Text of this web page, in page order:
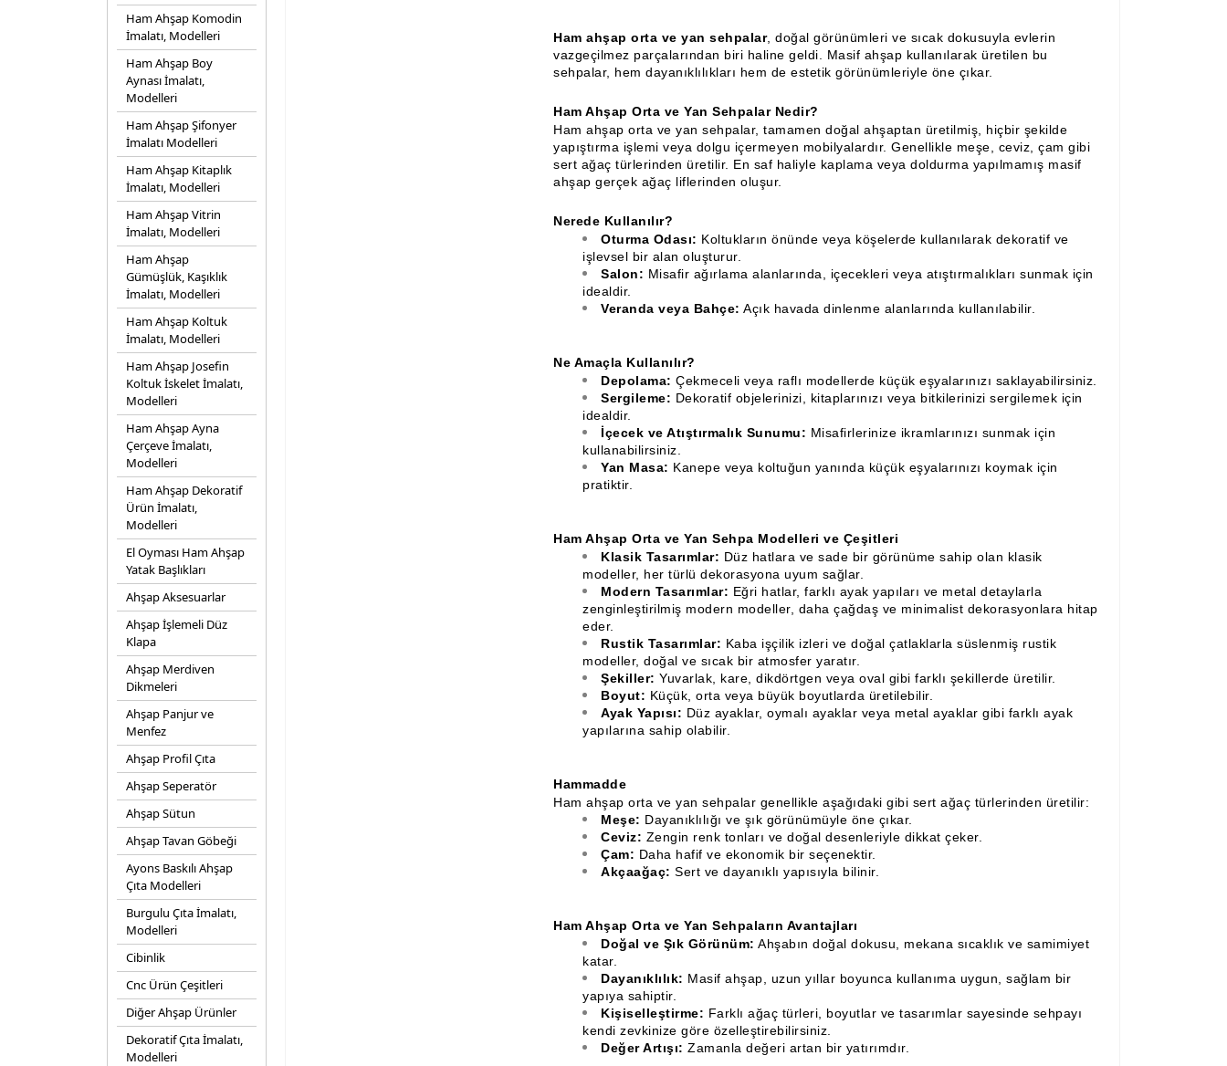
Ham Ahşap Komodin
İmalatı, Modelleri
Ham Ahşap Boy
Aynası İmalatı,
Modelleri
Ham Ahşap Şifonyer
İmalatı Modelleri
Ham Ahşap Kitaplık
İmalatı, Modelleri
Ham Ahşap Vitrin
İmalatı, Modelleri
Ham Ahşap
Gümüşlük, Kaşıklık
İmalatı, Modelleri
Ham Ahşap Koltuk
İmalatı, Modelleri
Ham Ahşap Josefin
Koltuk İskelet İmalatı,
Modelleri
Ham Ahşap Ayna
Çerçeve İmalatı,
Modelleri
Ham Ahşap Dekoratif
Ürün İmalatı,
Modelleri
El Oyması Ham Ahşap
Yatak Başlıkları
Ahşap Aksesuarlar
Ahşap İşlemeli Düz
Klapa
Ahşap Merdiven
Dikmeleri
Ahşap Panjur ve
Menfez
Ahşap Profil Çıta
Ahşap Seperatör
Ahşap Sütun
Ahşap Tavan Göbeği
Ayons Baskılı Ahşap
Çıta Modelleri
Burgulu Çıta İmalatı,
Modelleri
Cibinlik
Cnc Ürün Çeşitleri
Diğer Ahşap Ürünler
Dekoratif Çıta İmalatı,
Modelleri
Ham ahşap orta ve yan sehpalar, doğal görünümleri ve sıcak dokusuyla evlerin
vazgeçilmez parçalarından biri haline geldi. Masif ahşap kullanılarak üretilen bu
sehpalar, hem dayanıklılıkları hem de estetik görünümleriyle öne çıkar.
Ham Ahşap Orta ve Yan Sehpalar Nedir?
Ham ahşap orta ve yan sehpalar, tamamen doğal ahşaptan üretilmiş, hiçbir şekilde
yapıştırma işlemi veya dolgu içermeyen mobilyalardır. Genellikle meşe, ceviz, çam gibi
sert ağaç türlerinden üretilir. En saf haliyle kaplama veya doldurma yapılmamış masif
ahşap gerçek ağaç liflerinden oluşur.
Nerede Kullanılır?
Oturma Odası: Koltukların önünde veya köşelerde kullanılarak dekoratif ve
işlevsel bir alan oluşturur.
Salon: Misafir ağırlama alanlarında, içecekleri veya atıştırmalıkları sunmak için
idealdir.
Veranda veya Bahçe: Açık havada dinlenme alanlarında kullanılabilir.
Ne Amaçla Kullanılır?
Depolama: Çekmeceli veya raflı modellerde küçük eşyalarınızı saklayabilirsiniz.
Sergileme: Dekoratif objelerinizi, kitaplarınızı veya bitkilerinizi sergilemek için
idealdir.
İçecek ve Atıştırmalık Sunumu: Misafirlerinize ikramlarınızı sunmak için
kullanabilirsiniz.
Yan Masa: Kanepe veya koltuğun yanında küçük eşyalarınızı koymak için
pratiktir.
Ham Ahşap Orta ve Yan Sehpa Modelleri ve Çeşitleri
Klasik Tasarımlar: Düz hatlara ve sade bir görünüme sahip olan klasik
modeller, her türlü dekorasyona uyum sağlar.
Modern Tasarımlar: Eğri hatlar, farklı ayak yapıları ve metal detaylarla
zenginleştirilmiş modern modeller, daha çağdaş ve minimalist dekorasyonlara hitap
eder.
Rustik Tasarımlar: Kaba işçilik izleri ve doğal çatlaklarla süslenmiş rustik
modeller, doğal ve sıcak bir atmosfer yaratır.
Şekiller: Yuvarlak, kare, dikdörtgen veya oval gibi farklı şekillerde üretilir.
Boyut: Küçük, orta veya büyük boyutlarda üretilebilir.
Ayak Yapısı: Düz ayaklar, oymalı ayaklar veya metal ayaklar gibi farklı ayak
yapılarına sahip olabilir.
Hammadde
Ham ahşap orta ve yan sehpalar genellikle aşağıdaki gibi sert ağaç türlerinden üretilir:
Meşe: Dayanıklılığı ve şık görünümüyle öne çıkar.
Ceviz: Zengin renk tonları ve doğal desenleriyle dikkat çeker.
Çam: Daha hafif ve ekonomik bir seçenektir.
Akçaağaç: Sert ve dayanıklı yapısıyla bilinir.
Ham Ahşap Orta ve Yan Sehpaların Avantajları
Doğal ve Şık Görünüm: Ahşabın doğal dokusu, mekana sıcaklık ve samimiyet
katar.
Dayanıklılık: Masif ahşap, uzun yıllar boyunca kullanıma uygun, sağlam bir
yapıya sahiptir.
Kişiselleştirme: Farklı ağaç türleri, boyutlar ve tasarımlar sayesinde sehpayı
kendi zevkinize göre özelleştirebilirsiniz.
Değer Artışı: Zamanla değeri artan bir yatırımdır.